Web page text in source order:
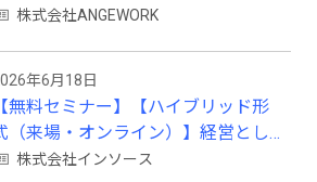
を検証
株式会社ANGEWORK
年6月18日
【無料セミナー】【ハイブリッド形
（来場・オンライン）】経営とし
のＡＩ活用
株式会社インソース